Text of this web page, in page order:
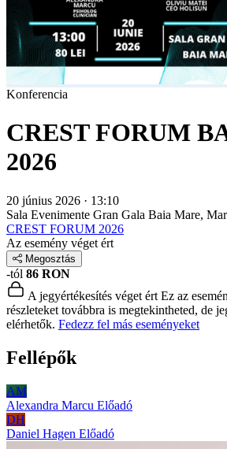
Konferencia
CREST FORUM
2026
20 június 2026 · 13:10
Sala Evenimente Gran Gala Baia Mare,
CREST FORUM 2026
Az esemény véget ért
Megosztás
-tól 86 RON
A jegyértékesítés véget ért Ez az
részleteket továbbra is megtekintheted, de
elérhetők. Fedezz fel más eseményeket
Fellépők
AM
Alexandra Marcu Előadó
DH
Daniel Hagen Előadó